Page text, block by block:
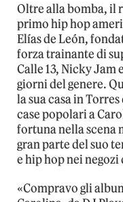
Oltre alla bomba, il
primo hip hop
Elías de León,
forza trainante di
Calle 13, Nicky
giorni del genere.
la sua casa in
case popolari a
fortuna nella scena
gran parte del suo
e hip hop nei
«Compravo gli